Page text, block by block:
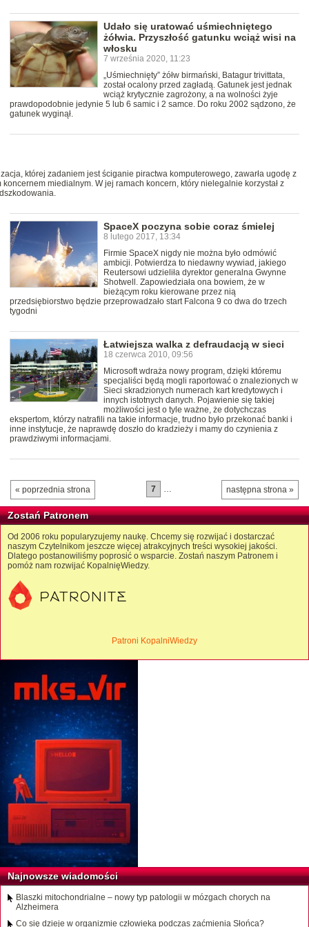
Udało się uratować uśmiechniętego
żółwia. Przyszłość gatunku wciąż wisi na
włosku
7 września 2020, 11:23
„Uśmiechnięty” żółw birmański, Batagur trivittata,
został ocalony przed zagładą. Gatunek jest jednak
wciąż krytycznie zagrożony, a na wolności żyje
prawdopodobnie jedynie 5 lub 6 samic i 2 samce. Do roku 2002 sądzono, że
gatunek wyginął.
której zadaniem jest ściganie piractwa komputerowego, zawarła ugodę z
miedialnym. W jej ramach koncern, który nielegalnie korzystał z
SpaceX poczyna sobie coraz śmielej
8 lutego 2017, 13:34
Firmie SpaceX nigdy nie można było odmówić
ambicji. Potwierdza to niedawny wywiad, jakiego
Reutersowi udzieliła dyrektor generalna Gwynne
Shotwell. Zapowiedziała ona bowiem, że w
bieżącym roku kierowane przez nią
przedsiębiorstwo będzie przeprowadzało start Falcona 9 co dwa do trzech
tygodni
Łatwiejsza walka z defraudacją w sieci
18 czerwca 2010, 09:56
Microsoft wdraża nowy program, dzięki któremu
specjaliści będą mogli raportować o znalezionych w
Sieci skradzionych numerach kart kredytowych i
innych istotnych danych. Pojawienie się takiej
możliwości jest o tyle ważne, że dotychczas
ekspertom, którzy natrafili na takie informacje, trudno było przekonać banki i
inne instytucje, że naprawdę doszło do kradzieży i mamy do czynienia z
prawdziwymi informacjami.
« poprzednia strona następna strona »
7 …
Zostań Patronem
Od 2006 roku popularyzujemy naukę. Chcemy się rozwijać i dostarczać
naszym Czytelnikom jeszcze więcej atrakcyjnych treści wysokiej jakości.
Dlatego postanowiliśmy poprosić o wsparcie. Zostań naszym Patronem i
pomóż nam rozwijać KopalnięWiedzy.
Patroni KopalniWiedzy
Najnowsze wiadomości
Blaszki mitochondrialne – nowy typ patologii w mózgach chorych na
Alzheimera
Co się dzieje w organizmie człowieka podczas zaćmienia Słońca?